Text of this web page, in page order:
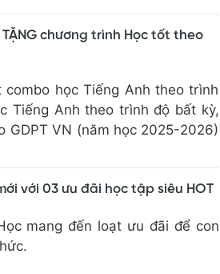
chương trình Học tốt theo
học Tiếng Anh theo trình
Tiếng Anh theo trình độ bất kỳ,
GDPT VN (năm học 2025-2026)
với 03 ưu đãi học tập siêu HOT
mang đến loạt ưu đãi để con